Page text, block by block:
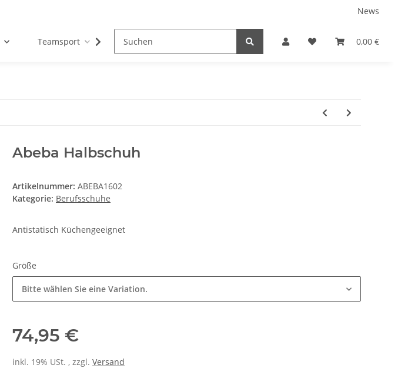
News
0,00 €
Teamsport Partnershops
Abeba Halbschuh
Artikelnummer: ABEBA1602
Kategorie: Berufsschuhe
Antistatisch Küchengeeignet
Größe
Bitte wählen Sie eine Variation.
74,95 €
inkl. 19% USt. , zzgl. Versand